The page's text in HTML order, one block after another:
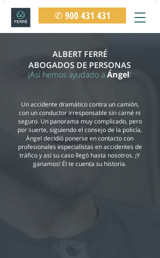
✆ 900 431 431
ALBERT FERRÉ
ABOGADOS DE PERSONAS
¡Así hemos ayudado aÁngel!
Un accidente dramático contra un camión,
con un conductor irresponsable sin carné ni
seguro. Un panorama muy complicado, pero
por suerte, siguiendo el consejo de la policía,
Ángel decidió ponerse en contacto con
profesionales especialistas en accidentes de
tráfico y así su caso llegó hasta nosotros. ¡Y
ganamos! Él te cuenta su historia.